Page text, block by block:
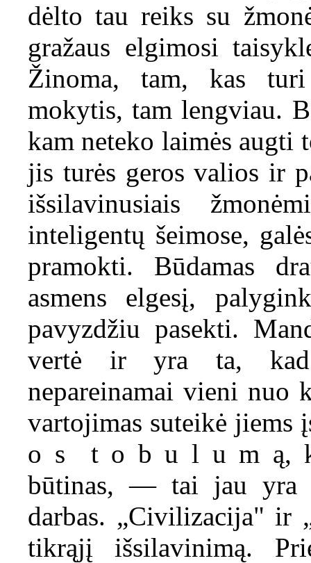
dėlto tau reiks su
gražaus elgimosi
Žinoma, tam, kas turi
mokytis, tam lengviau.
kam neteko laimės
jis turės geros valios ir
išsilavinusiais
inteligentų šeimose,
pramokti. Būdamas
asmens elgesį,
pavyzdžiu pasekti.
vertė ir yra ta, kad
nepareinamai vieni nuo
vartojimas suteikė jiems
o s t o b u l u m ą,
būtinas, — tai jau yra
darbas. „Civilizacija" ir
tikrąjį išsilavinimą.